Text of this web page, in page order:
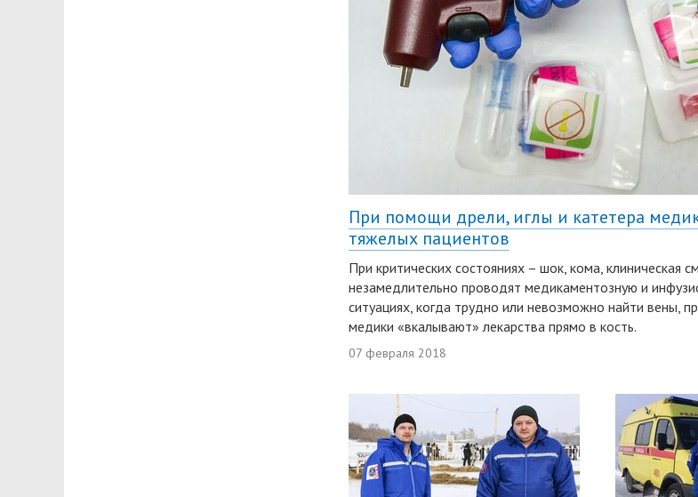
При помощи дрели, иглы и катетера
тяжелых пациентов
При критических состояниях – шок, кома, клиническая
незамедлительно проводят медикаментозную и
ситуациях, когда трудно или невозможно найти вены,
медики «вкалывают» лекарства прямо в кость.
07 февраля 2018